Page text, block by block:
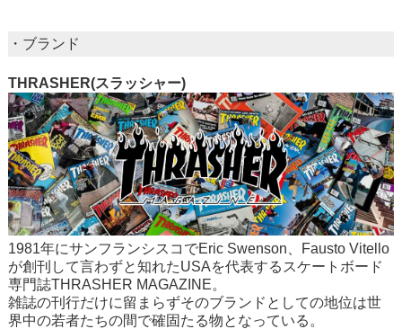
・ブランド
THRASHER(スラッシャー)
1981年にサンフランシスコでEric Swenson、Fausto Vitello
が創刊して言わずと知れたUSAを代表するスケートボード
専門誌THRASHER MAGAZINE。
雑誌の刊行だけに留まらずそのブランドとしての地位は世
界中の若者たちの間で確固たる物となっている。